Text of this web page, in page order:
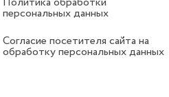
персональных данных
Согласие посетителя сайта на
обработку персональных данных